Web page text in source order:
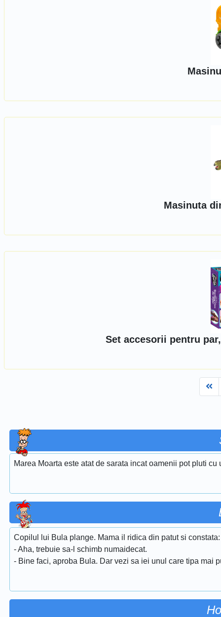
Masinuta
Set accesorii pentru
Marea Moarta este atat de sarata incat oamenii pot pluti cu
Copilul lui Bula plange. Mama il ridica din patut si constata:
- Aha, trebuie sa-l schimb numaidecat.
- Bine faci, aproba Bula. Dar vezi sa iei unul care tipa mai